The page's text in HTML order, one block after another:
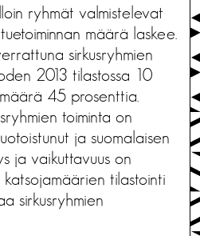
ryhmät valmistelevat
määrä laskee.
sirkusryhmien
2013 tilastossa 10
45 prosenttia.
toiminta on
ja suomalaisen
ja vaikuttavuus on
katsojamäärien tilastointi
sirkusryhmien